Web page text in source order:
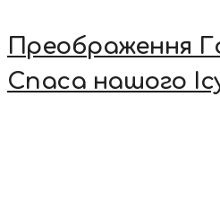
Преображення
Спаса нашого